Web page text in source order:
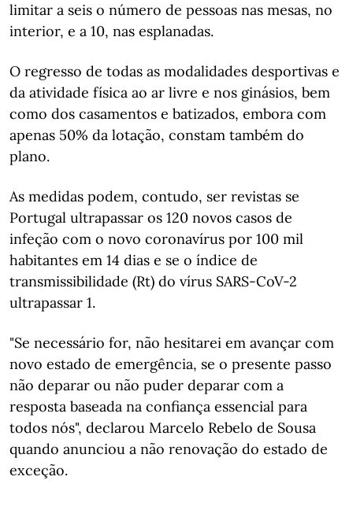
limitar a seis o número de pessoas nas mesas, no
interior, e a 10, nas esplanadas.
O regresso de todas as modalidades desportivas e
da atividade física ao ar livre e nos ginásios, bem
como dos casamentos e batizados, embora com
apenas 50% da lotação, constam também do
plano.
As medidas podem, contudo, ser revistas se
Portugal ultrapassar os 120 novos casos de
infeção com o novo coronavírus por 100 mil
habitantes em 14 dias e se o índice de
transmissibilidade (Rt) do vírus SARS-CoV-2
ultrapassar 1.
"Se necessário for, não hesitarei em avançar com
novo estado de emergência, se o presente passo
não deparar ou não puder deparar com a
resposta baseada na confiança essencial para
todos nós", declarou Marcelo Rebelo de Sousa
quando anunciou a não renovação do estado de
exceção.